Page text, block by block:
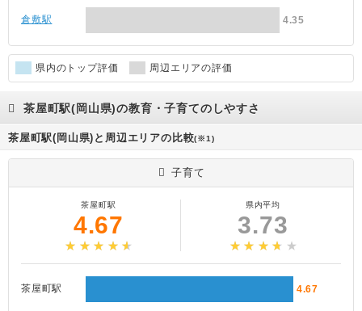
倉敷駅 4.35
県内のトップ評価 周辺エリアの評価
茶屋町駅(岡山県)の教育・子育てのしやすさ
茶屋町駅(岡山県)と周辺エリアの比較(※1)
子育て
茶屋町駅
4.67
県内平均
3.73
茶屋町駅 4.67